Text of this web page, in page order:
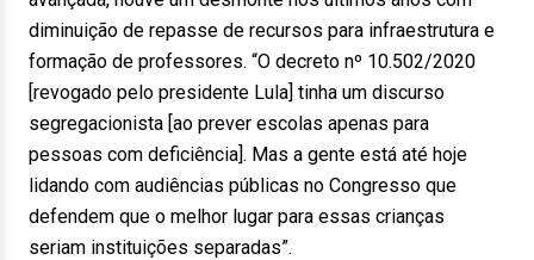
diminuição de repasse de recursos para infraestrutura e
formação de professores. “O decreto nº 10.502/2020
[revogado pelo presidente Lula] tinha um discurso
segregacionista [ao prever escolas apenas para
pessoas com deficiência]. Mas a gente está até hoje
lidando com audiências públicas no Congresso que
defendem que o melhor lugar para essas crianças
seriam instituições separadas”.